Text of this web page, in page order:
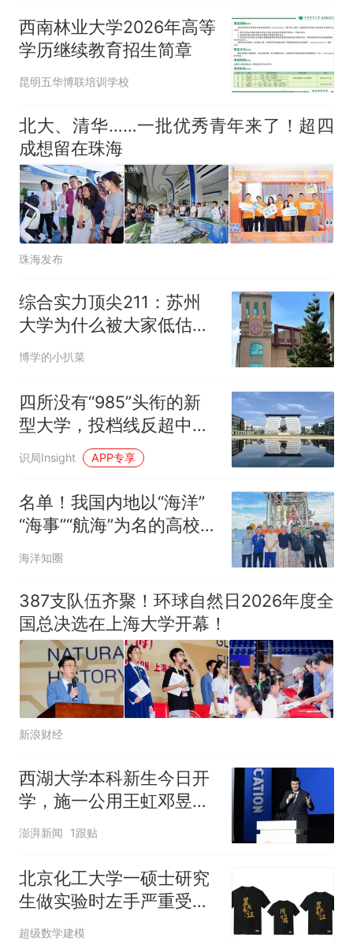
西南林业大学2026年高等
学历继续教育招生简章
昆明五华博联培训学校
北大、清华……一批优秀青年来了！超四
成想留在珠海
珠海发布
综合实力顶尖211：苏州
大学为什么被大家低估
了？
博学的小扒菜
四所没有“985”头衔的新
型大学，投档线反超中
大、浙大等传统名校，背
后藏着极其值得关注的趋
势！
识局Insight APP专享
名单！我国内地以“海洋”
“海事”“航海”为名的高校及
部分涉海名校！
海洋知圈
387支队伍齐聚！环球自然日2026年度全
国总决选在上海大学开幕！
新浪财经
西湖大学本科新生今日开
学，施一公用王虹邓昱的
故事激励新生
澎湃新闻 1跟贴
北京化工大学一硕士研究
生做实验时左手严重受
伤，三根手指预计难以保
超级数学建模